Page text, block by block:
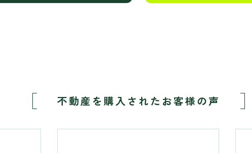
不動産を購入された お客様の声